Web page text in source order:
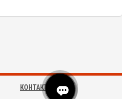
КОНТАКТЫ